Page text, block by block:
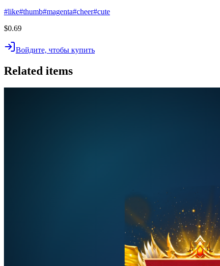
#like#thumb#magenta#cheer#cute
$0.69
Войдите, чтобы купить
Related items